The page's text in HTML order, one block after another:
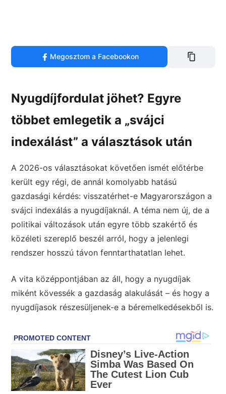
Megosztom a Facebookon
Nyugdíjfordulat jöhet? Egyre
többet emlegetik a „svájci
indexálást” a választások után
A 2026-os választásokat követően ismét előtérbe
került egy régi, de annál komolyabb hatású
gazdasági kérdés: visszatérhet-e Magyarországon a
svájci indexálás a nyugdíjaknál. A téma nem új, de a
politikai változások után egyre több szakértő és
közéleti szereplő beszél arról, hogy a jelenlegi
rendszer hosszú távon fenntarthatatlan lehet.
A vita középpontjában az áll, hogy a nyugdíjak
miként kövessék a gazdaság alakulását – és hogy a
nyugdíjasok részesüljenek-e a béremelkedésekből is.